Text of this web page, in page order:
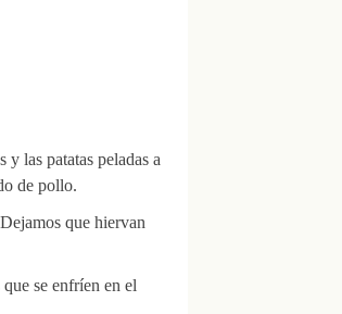
las patatas peladas a
de pollo.
que hiervan
se enfríen en el